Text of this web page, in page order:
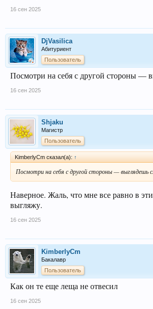
16 сен 2025
DjVasilica
Абитуриент
Пользователь
Посмотри на себя с другой стороны —
16 сен 2025
Shjaku
Магистр
Пользователь
KimberlyCm сказал(а): ↑
Посмотри на себя с другой стороны — выглядешь
Наверное. Жаль, что мне все равно в
выгляжу.
16 сен 2025
KimberlyCm
Бакалавр
Пользователь
Как он те еще леща не отвесил
16 сен 2025